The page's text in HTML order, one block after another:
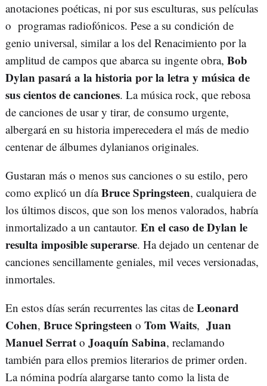
anotaciones poéticas, ni por sus esculturas, sus películas
o programas radiofónicos. Pese a su condición de
genio universal, similar a los del Renacimiento por la
amplitud de campos que abarca su ingente obra, Bob
Dylan pasará a la historia por la letra y música de
sus cientos de canciones. La música rock, que rebosa
de canciones de usar y tirar, de consumo urgente,
albergará en su historia imperecedera el más de medio
centenar de álbumes dylanianos originales.
Gustaran más o menos sus canciones o su estilo, pero
como explicó un díaBruce Springsteen, cualquiera de
los últimos discos, que son los menos valorados, habría
inmortalizado a un cantautor. En el caso de Dylan le
resulta imposible superarse. Ha dejado un centenar de
canciones sencillamente geniales, mil veces versionadas,
inmortales.
En estos días serán recurrentes las citas de Leonard
Cohen, Bruce Springsteen o Tom Waits, Juan
Manuel Serrat o Joaquín Sabina, reclamando
también para ellos premios literarios de primer orden.
La nómina podría alargarse tanto como la lista de